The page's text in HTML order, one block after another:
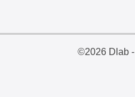
©2026 Dlab -